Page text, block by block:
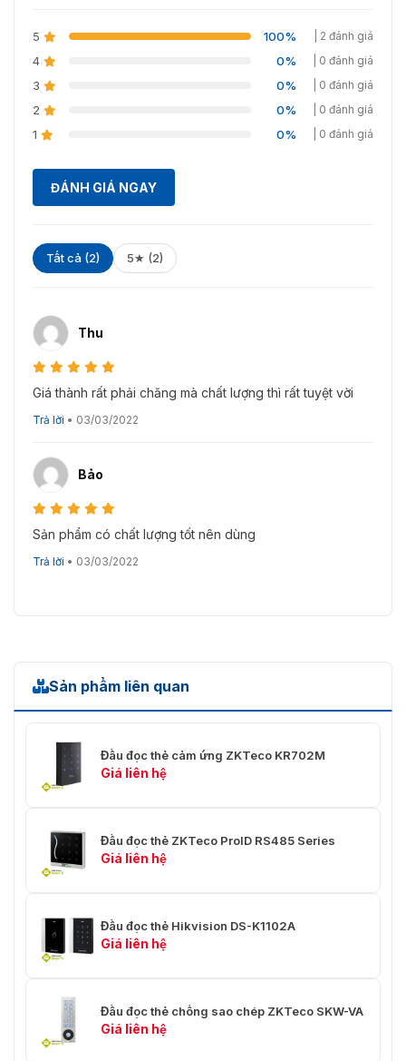
bạn qua số hotline: 0936611372 !!!
5 100% | 2 đánh giá
4 0% | 0 đánh giá
3 0% | 0 đánh giá
2 0% | 0 đánh giá
1 0% | 0 đánh giá
ĐÁNH GIÁ NGAY
Tất cả (2) 5★ (2)
Thu
Giá thành rất phải chăng mà chất lượng thì rất tuyệt vời
Trả lời • 03/03/2022
Bảo
Sản phẩm có chất lượng tốt nên dùng
Trả lời • 03/03/2022
Sản phẩm liên quan
Đầu đọc thẻ cảm ứng ZKTeco KR702M
Giá liên hệ
Đầu đọc thẻ ZKTeco ProID RS485 Series
Giá liên hệ
Đầu đọc thẻ Hikvision DS-K1102A
Giá liên hệ
Đầu đọc thẻ chống sao chép ZKTeco SKW-VA
Giá liên hệ